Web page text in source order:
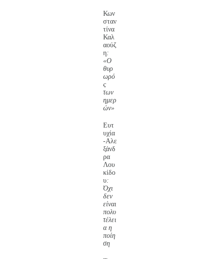
Κων
σταν
τίνα
Καλ
αούζ
η:
«Ο
θυρ
ωρό
ς
των
ημερ
ών»
Ευτ
υχία
-Αλε
ξάνδ
ρα
Λου
κίδο
υ:
Όχι
δεν
είναι
πολυ
τέλει
α η
ποίη
ση